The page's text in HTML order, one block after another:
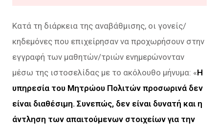
Κατά τη διάρκεια της αναβάθμισης, οι γονείς/
κηδεμόνες που επιχείρησαν να προχωρήσουν στην
εγγραφή των μαθητών/τριών ενημερώνονταν
μέσω της ιστοσελίδας με το ακόλουθο μήνυμα: «Η
υπηρεσία του Μητρώου Πολιτών προσωρινά δεν
είναι διαθέσιμη. Συνεπώς, δεν είναι δυνατή και η
άντληση των απαιτούμενων στοιχείων για την